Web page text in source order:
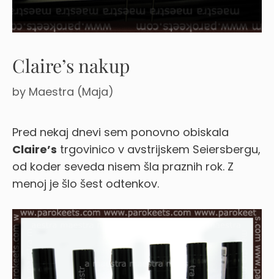
Claire’s nakup
by Maestra (Maja)
Pred nekaj dnevi sem ponovno obiskala
Claire’s trgovinico v avstrijskem Seiersbergu,
od koder seveda nisem šla praznih rok. Z
menoj je šlo šest odtenkov.